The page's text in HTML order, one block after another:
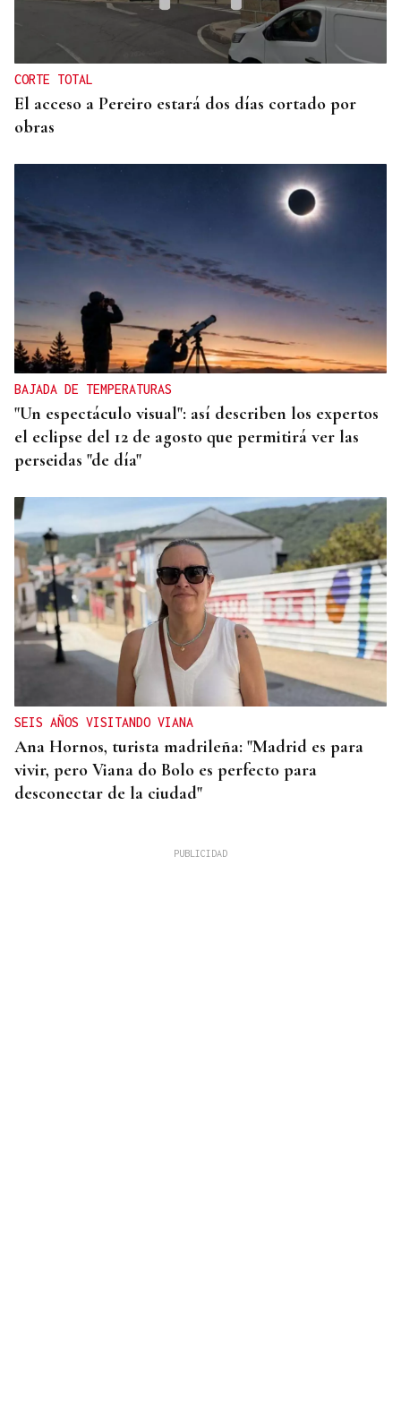
España exige a Italia levantar los controles a
españoles o adoptará medidas proporcionales
CORTE TOTAL
El acceso a Pereiro estará dos días cortado por
obras
BAJADA DE TEMPERATURAS
"Un espectáculo visual": así describen los expertos
el eclipse del 12 de agosto que permitirá ver las
perseidas "de día"
SEIS AÑOS VISITANDO VIANA
Ana Hornos, turista madrileña: "Madrid es para
vivir, pero Viana do Bolo es perfecto para
desconectar de la ciudad"